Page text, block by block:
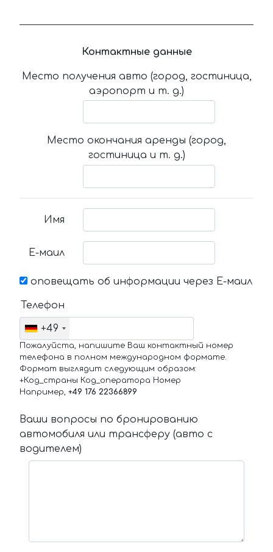
Контактные данные
Место получения авто (город, гостиница,
аэропорт и т. д.)
Место окончания аренды (город,
гостиница и т. д.)
Имя
Е-маил
оповещать об информации через Е-маил
Телефон
+49
Пожалуйста, напишите Ваш контактный номер
телефона в полном международном формате.
Формат выглядит следующим образом:
+Код_страны Код_оператора Номер
Например, +49 176 22366899
Ваши вопросы по бронированию
автомобиля или трансферу (авто с
водителем)